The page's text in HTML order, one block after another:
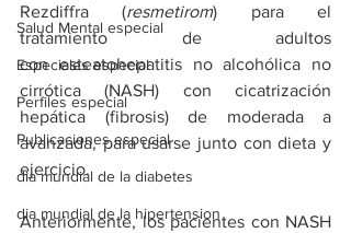
Salud Mental especial
Especiales especial
Perfiles especial
Publicaciones especial
dia mundial de la diabetes
dia mundial de la hipertension
Rezdiffra (resmetirom) para el
tratamiento de adultos
con esteatohepatitis no alcohólica no
cirrótica (NASH) con cicatrización
hepática (fibrosis) de moderada a
avanzada, para usarse junto con dieta y
ejercicio.
Anteriormente, los pacientes con NASH